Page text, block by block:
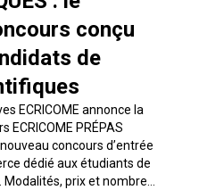
conçu
de
ECRICOME annonce la
ECRICOME PRÉPAS
nouveau concours d’entrée
dédié aux étudiants de
prix et nombre